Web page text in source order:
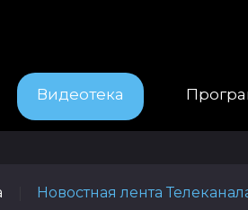
Видеотека
Новостная лента